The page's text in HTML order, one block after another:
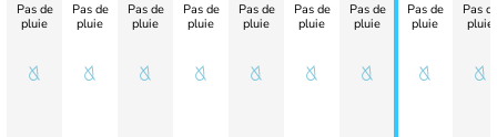
Pas de
pluie
Pas de
pluie
Pas de
pluie
Pas de
pluie
Pas de
pluie
Pas de
pluie
Pas de
pluie
Pas de
pluie
Pas
pluie